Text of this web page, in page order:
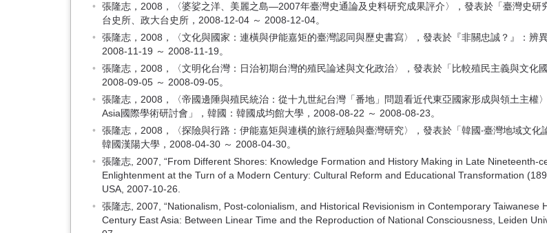
張隆志，2008，〈婆娑之洋、美麗之島—2007年臺灣史通論及史料研究成果評介〉，發表於「臺灣史
台史所、政大台史所，2008-12-04 ～ 2008-12-04。
張隆志，2008，〈文化與國家：連橫與伊能嘉矩的臺灣認同與歷史書寫〉，發表於『非關忠誠？』：辨
2008-11-19 ～ 2008-11-19。
張隆志，2008，〈文明化台灣：日治初期台灣的殖民論述與文化政治〉，發表於「比較殖民主義與文化
2008-09-05 ～ 2008-09-05。
張隆志，2008，〈帝國邊陲與殖民統治：從十九世紀台灣「番地」問題看近代東亞國家形成與領土主
Asia國際學術研討會」，韓國：韓國成均館大學，2008-08-22 ～ 2008-08-23。
張隆志，2008，〈探險與行路：伊能嘉矩與連橫的旅行經驗與臺灣研究〉，發表於「韓國‧臺灣地域文
韓國漢陽大學，2008-04-30 ～ 2008-04-30。
張隆志, 2007, “From Different Shores: Knowledge Formation and History Making in Late Nineteenth-
Enlightenment at the Turn of a Modern Century: Cultural Reform and Educational Transformation
USA, 2007-10-26.
張隆志, 2007, “Nationalism, Post-colonialism, and Historical Revisionism in Contemporary
Century East Asia: Between Linear Time and the Reproduction of National Consciousness, Leiden